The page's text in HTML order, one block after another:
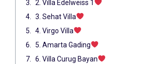
2. Villa Edelweiss 1
3. Sehat Villa
4. Virgo Villa
5. Amarta Gading
6. Villa Curug Bayan